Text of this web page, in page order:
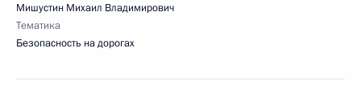
Мишустин Михаил Владимирович
Тематика
Безопасность на дорогах